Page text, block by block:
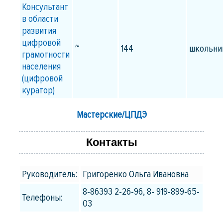
Консультант
в области
развития
цифровой
грамотности
населения
(цифровой
куратор)
~ 144
Мастерские/ЦПДЭ
Контакты
Руководитель: Григоренко Ольга Ивановна
Телефоны:
8-86393 2-26-96, 8- 919-899-65-
03